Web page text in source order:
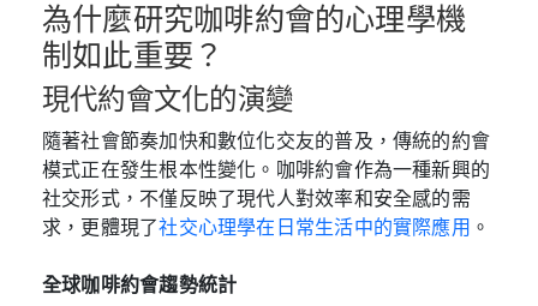
為什麼研究咖啡約會的心理學機
制如此重要？
現代約會文化的演變
隨著社會節奏加快和數位化交友的普及，傳統的約會
模式正在發生根本性變化。咖啡約會作為一種新興的
社交形式，不僅反映了現代人對效率和安全感的需
求，更體現了社交心理學在日常生活中的實際應用 。
全球咖啡約會趨勢統計